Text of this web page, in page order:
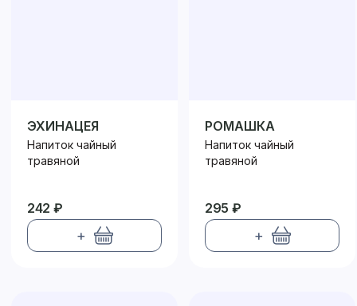
ЭХИНАЦЕЯ
Напиток чайный
травяной
242 ₽
+
РОМАШКА
Напиток чайный
травяной
295 ₽
+